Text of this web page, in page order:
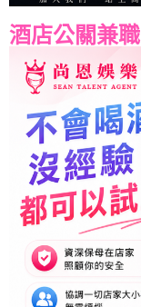
酒店公關兼職